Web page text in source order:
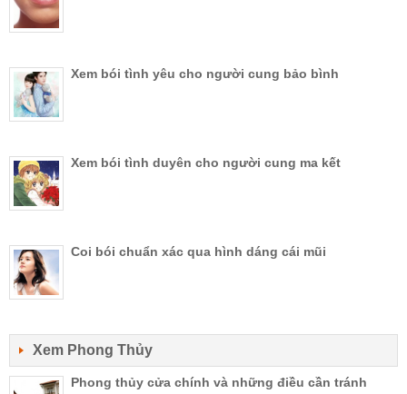
Xem bói tình yêu cho người cung bảo bình
Xem bói tình duyên cho người cung ma kết
Coi bói chuẩn xác qua hình dáng cái mũi
Xem Phong Thủy
Phong thủy cửa chính và những điều cần tránh